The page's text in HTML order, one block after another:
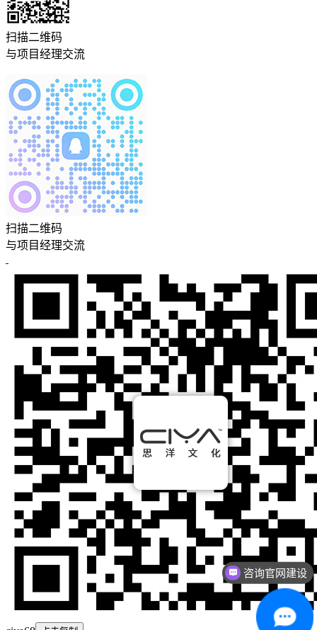
扫描二维码
与项目经理交流
扫描二维码
与项目经理交流
咨询官网建设